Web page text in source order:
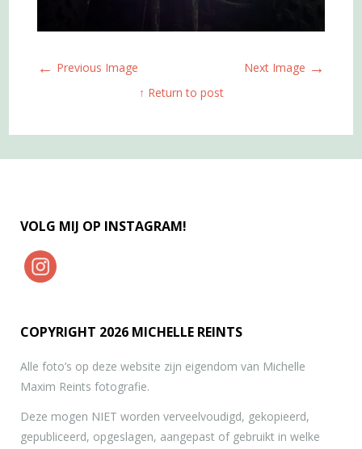
← Previous Image Next Image →
↑ Return to post
VOLG MIJ OP INSTAGRAM!
COPYRIGHT 2026 MICHELLE REINTS
Alle foto’s op deze website zijn eigendom van Michelle
Maxim Reints fotografie.
Deze mogen NIET worden verveelvoudigd, gekopieerd,
gepubliceerd, opgeslagen, aangepast of gebruikt in welke